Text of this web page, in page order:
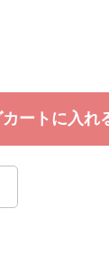
ートに入れ